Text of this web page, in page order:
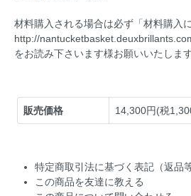
材料購入される場合は必ず「材料購入
http://
をお読み下さいます様お願いいたします
販売価格 14,300円(税
特定商取引法に基づく表記（返品等
この商品を友達に教える